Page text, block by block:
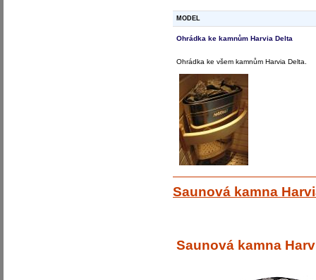
MODEL
Ohrádka ke kamnům Harvia Delta
Ohrádka ke všem kamnům Harvia Delta.
Saunová kamna
Saunová kamna